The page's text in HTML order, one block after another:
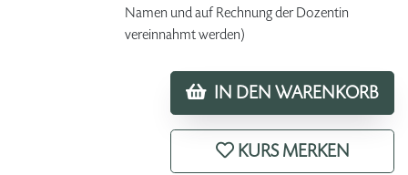
Namen und auf Rechnung der Dozentin
vereinnahmt werden)
IN DEN WARENKORB
KURS MERKEN